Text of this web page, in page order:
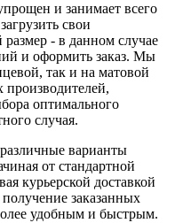
и занимает всего
свои
- в данном случае
и оформить заказ. Мы
так и на матовой
оптимального
случая.
варианты
от стандартной
курьерской доставкой
заказанных
удобным и быстрым.